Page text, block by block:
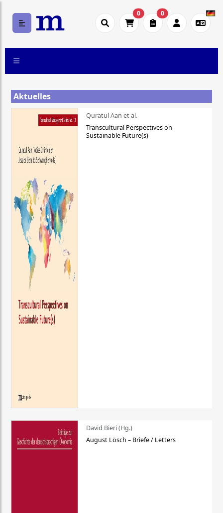
0 0
Aktuelles
Quratul Aan et al.
Transcultural Perspectives on
Sustainable Future(s)
David Bieri (Hg.)
August Lösch – Briefe / Letters